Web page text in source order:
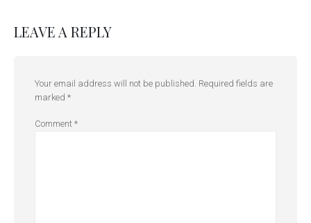
LEAVE A REPLY
Your email address will not be published. Required fields are
marked *
Comment *